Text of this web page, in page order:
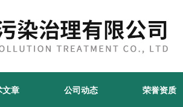
文章 公司动态 荣誉资质